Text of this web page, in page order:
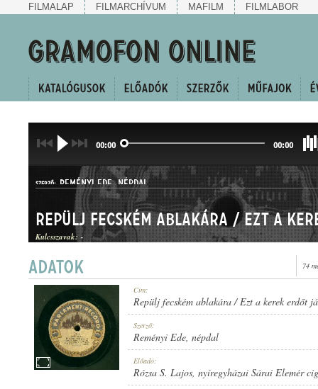
FILMALAP FILMARCHÍVUM MAFILM FILMLABOR
00:00 00:00
SZERZŐ: REMÉNYI EDE,NÉPDAL
Kulcsszavak: -
74
Cím:
Repülj fecském ablakára / Ezt a kerek erdőt
Szerző:
Reményi Ede, népdal
Előadó:
Rózsa S. Lajos, nyíregyházai Sárai Elemér